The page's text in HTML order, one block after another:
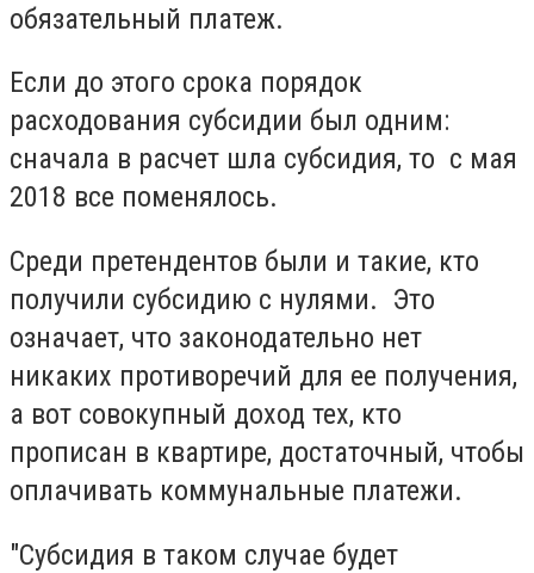
обязательный платеж.
Если до этого срока порядок
расходования субсидии был одним:
сначала в расчет шла субсидия, то с мая
2018 все поменялось.
Среди претендентов были и такие, кто
получили субсидию с нулями. Это
означает, что законодательно нет
никаких противоречий для ее получения,
а вот совокупный доход тех, кто
прописан в квартире, достаточный, чтобы
оплачивать коммунальные платежи.
"Субсидия в таком случае будет